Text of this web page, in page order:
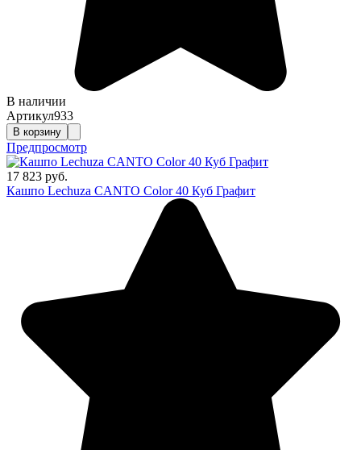
В наличии
Артикул933
В корзину
Предпросмотр
17 823 руб.
Кашпо Lechuza CANTO Color 40 Куб Графит